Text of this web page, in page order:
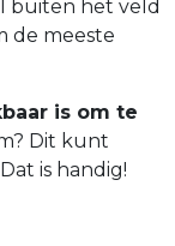
buiten het veld
de meeste
is om te
Dit kunt
is handig!